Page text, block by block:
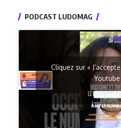
PODCAST LUDOMAG
Cliquez sur «
Youtube